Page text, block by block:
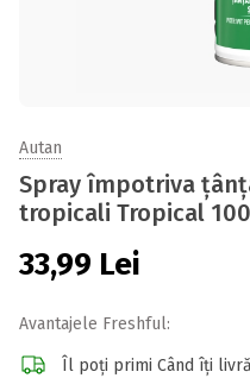
Autan
Spray împotriva
tropicali Tropical
33,99 Lei
Avantajele Freshful:
Îl poți primi Când îți